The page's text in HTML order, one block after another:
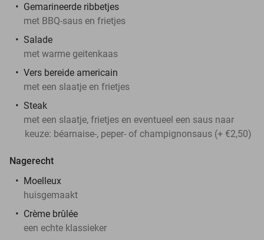
Gemarineerde ribbetjes
met BBQ-saus en frietjes
Salade
met warme geitenkaas
Vers bereide americain
met een slaatje en frietjes
Steak
met een slaatje, frietjes en eventueel een saus naar
keuze: béarnaise-, peper- of champignonsaus (+ €2,50)
Nagerecht
Moelleux
huisgemaakt
Crème brûlée
een echte klassieker